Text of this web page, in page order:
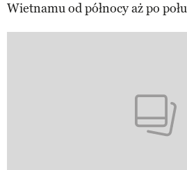
Wietnamu od północy aż po